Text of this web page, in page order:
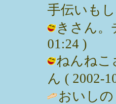
手伝いも
きさん。
01:24 )
ねんねこ
ん ( 2002-
おいし